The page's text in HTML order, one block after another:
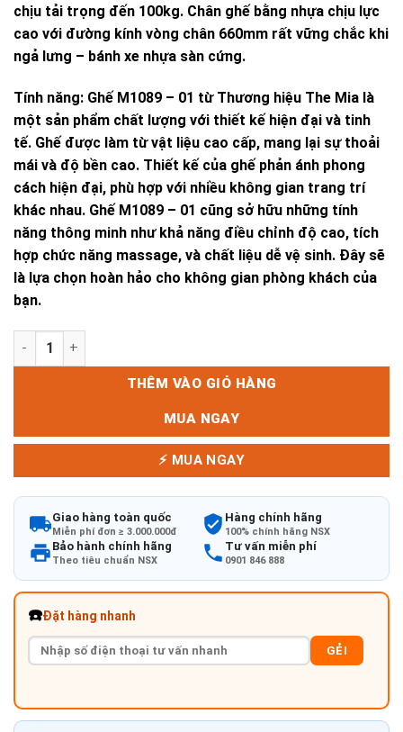
chịu tải trọng đến 100kg. Chân ghế bằng nhựa chịu lực
cao với đường kính vòng chân 660mm rất vững chắc khi
ngả lưng – bánh xe nhựa sàn cứng.
Tính năng: Ghế M1089 – 01 từ Thương hiệu The Mia là
một sản phẩm chất lượng với thiết kế hiện đại và tinh
tế. Ghế được làm từ vật liệu cao cấp, mang lại sự thoải
mái và độ bền cao. Thiết kế của ghế phản ánh phong
cách hiện đại, phù hợp với nhiều không gian trang trí
khác nhau. Ghế M1089 – 01 cũng sở hữu những tính
năng thông minh như khả năng điều chỉnh độ cao, tích
hợp chức năng massage, và chất liệu dễ vệ sinh. Đây sẽ
là lựa chọn hoàn hảo cho không gian phòng khách của
bạn.
GHẾ M1089 - 01 số lượng
THÊM VÀO GIỎ HÀNG
MUA NGAY
⚡ MUA NGAY
Giao hàng toàn quốc
Miễn phí đơn ≥ 3.000.000đ
Hàng chính hãng
100% chính hãng NSX
Bảo hành chính hãng
Theo tiêu chuẩn NSX
Tư vấn miễn phí
0901 846 888
☎️Đặt hàng nhanh
GẺI